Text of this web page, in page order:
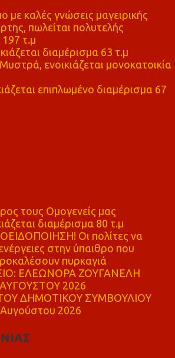
με καλές γνώσεις μαγειρικής
πωλείται πολυτελής
197 τ.μ
διαμέρισμα 63 τ.μ
ενοικιάζεται μονοκατοικία
επιπλωμένο διαμέρισμα 67
τους Ομογενείς μας
διαμέρισμα 80 τ.μ
Οι πολίτες να
στην ύπαιθρο που
πυρκαγιά
ΕΛΕΩΝΟΡΑ ΖΟΥΓΑΝΕΛΗ
2026
ΔΗΜΟΤΙΚΟΥ ΣΥΜΒΟΥΛΙΟΥ
2026